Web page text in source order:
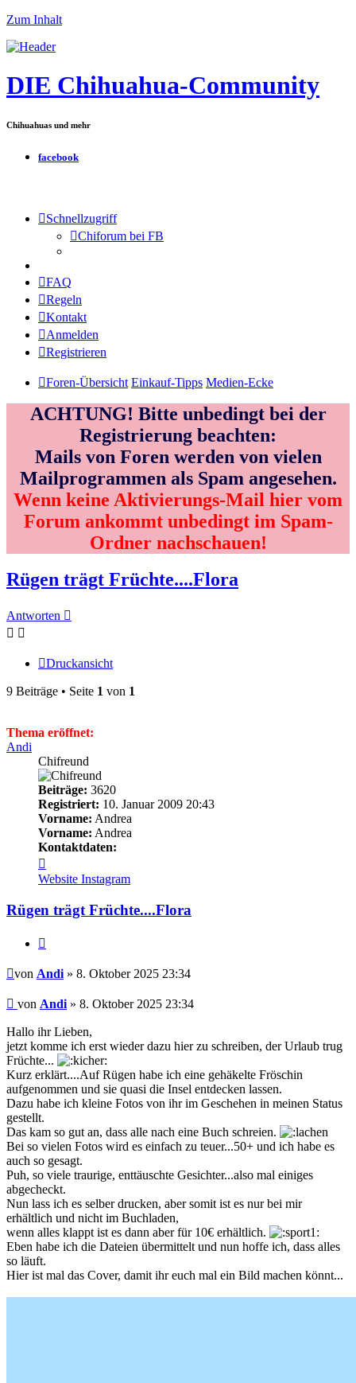
Zum Inhalt
DIE Chihuahua-Community
Chihuahuas und mehr
facebook
Schnellzugriff
Chiforum bei FB
FAQ
Regeln
Kontakt
Anmelden
Registrieren
Foren-Übersicht Einkauf-Tipps Medien-Ecke
ACHTUNG! Bitte unbedingt bei der
Registrierung beachten:
Mails von Foren werden von vielen
Mailprogrammen als Spam angesehen.
Wenn keine Aktivierungs-Mail hier vom
Forum ankommt unbedingt im Spam-
Ordner nachschauen!
Rügen trägt Früchte....Flora
Antworten
Druckansicht
9 Beiträge • Seite 1 von 1
Thema eröffnet:
Andi
Chifreund
Beiträge: 3620
Registriert: 10. Januar 2009 20:43
Vorname: Andrea
Vorname: Andrea
Kontaktdaten:
von
Andi
Website Instagram
Rügen trägt Früchte....Flora
Beitrag
von Andi » 8. Oktober 2025 23:34
Beitrag
von Andi » 8. Oktober 2025 23:34
Hallo ihr Lieben,
jetzt komme ich erst wieder dazu hier zu schreiben, der Urlaub trug
Früchte...
Kurz erklärt....Auf Rügen habe ich eine gehäkelte Fröschin
aufgenommen und sie quasi die Insel entdecken lassen.
Dazu habe ich kleine Fotos von ihr im Geschehen in meinen Status
gestellt.
Das kam so gut an, dass alle nach eine Buch schreien.
Bei so vielen Fotos wird es einfach zu teuer...50+ und ich habe es
auch so gesagt.
Puh, so viele traurige, enttäuschte Gesichter...also mal einiges
abgecheckt.
Nun lass ich es selber drucken, aber somit ist es nur bei mir
erhältlich und nicht im Buchladen,
wenn alles klappt ist es dann aber für 10€ erhältlich.
Eben habe ich die Dateien übermittelt und nun hoffe ich, dass alles
so läuft.
Hier ist mal das Cover, damit ihr euch mal ein Bild machen könnt...